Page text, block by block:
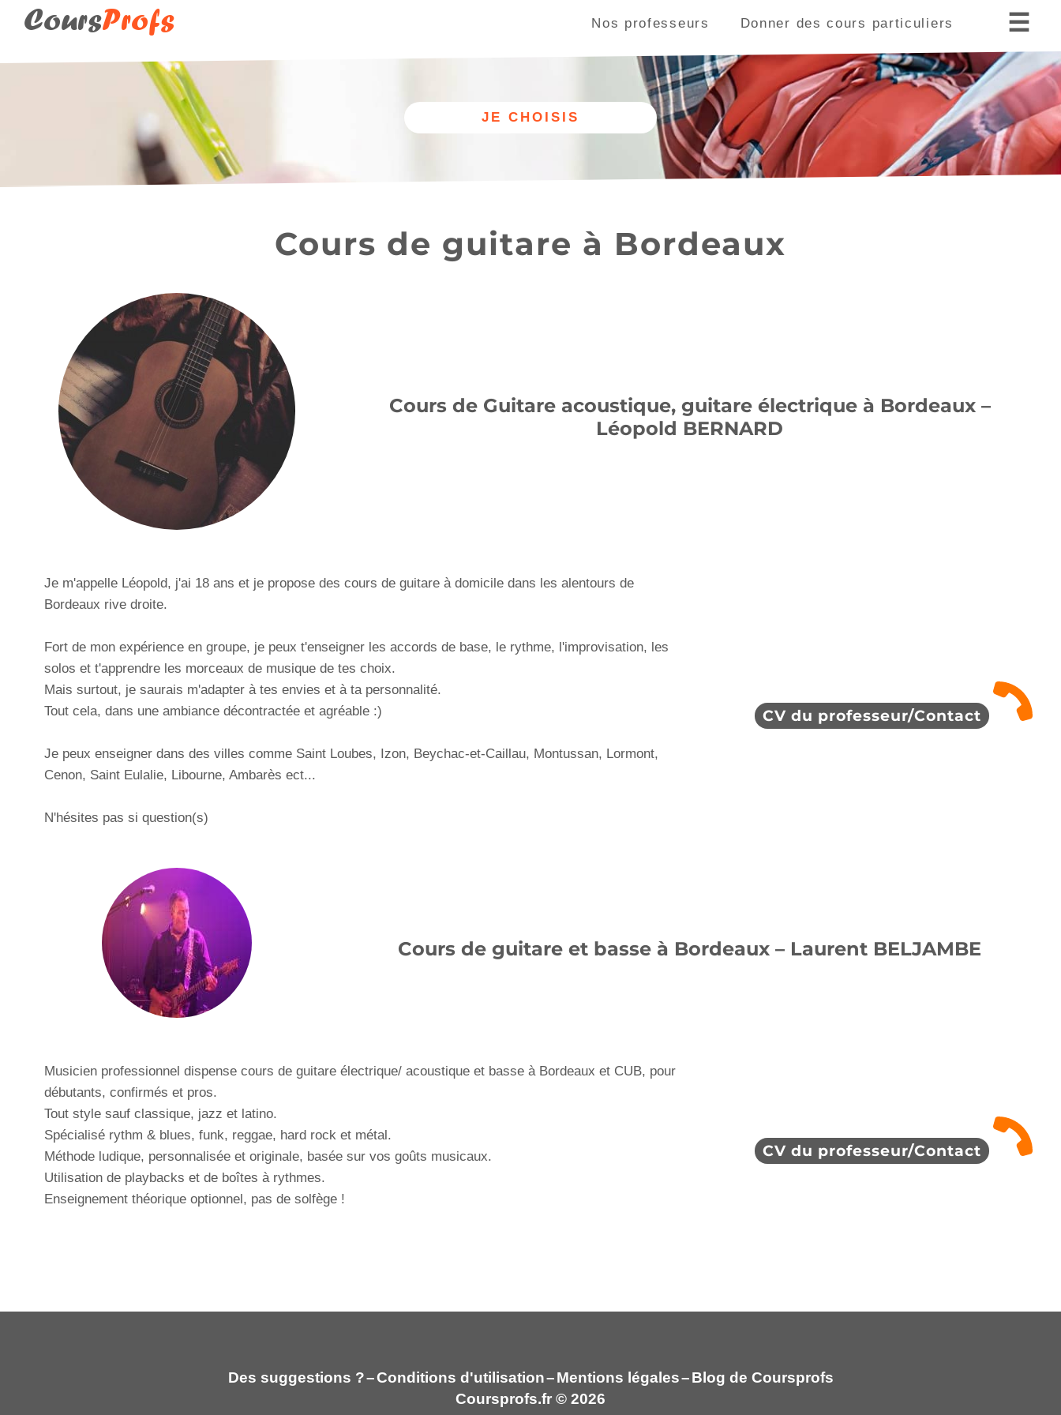
CoursProfs Nos professeurs Donner des cours particuliers ☰
Cours de guitare à Bordeaux
Cours de Guitare acoustique, guitare électrique à Bordeaux –
Léopold BERNARD
Je m'appelle Léopold, j'ai 18 ans et je propose des cours de guitare à domicile dans les alentours de
Bordeaux rive droite.
Fort de mon expérience en groupe, je peux t'enseigner les accords de base, le rythme, l'improvisation, les
solos et t'apprendre les morceaux de musique de tes choix.
Mais surtout, je saurais m'adapter à tes envies et à ta personnalité.
Tout cela, dans une ambiance décontractée et agréable :)
Je peux enseigner dans des villes comme Saint Loubes, Izon, Beychac-et-Caillau, Montussan, Lormont,
Cenon, Saint Eulalie, Libourne, Ambarès ect...
N'hésites pas si question(s)
CV du professeur/Contact
Cours de guitare et basse à Bordeaux – Laurent BELJAMBE
Musicien professionnel dispense cours de guitare électrique/ acoustique et basse à Bordeaux et CUB, pour
débutants, confirmés et pros.
Tout style sauf classique, jazz et latino.
Spécialisé rythm & blues, funk, reggae, hard rock et métal.
Méthode ludique, personnalisée et originale, basée sur vos goûts musicaux.
Utilisation de playbacks et de boîtes à rythmes.
Enseignement théorique optionnel, pas de solfège !
CV du professeur/Contact
Des suggestions ?–Conditions d'utilisation–Mentions légales–Blog de Coursprofs
Coursprofs.fr © 2026